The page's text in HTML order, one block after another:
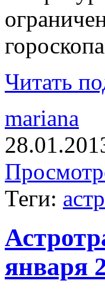
Читать
mariana
Теги:
января